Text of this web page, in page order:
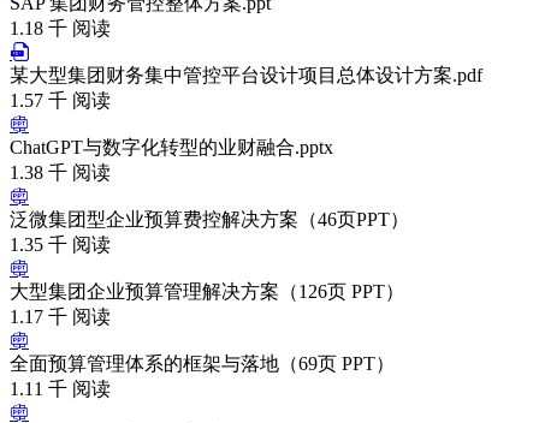
1.18 千 阅读
某大型集团财务集中管控平台设计项目总体设计方案.pdf
1.57 千 阅读
ChatGPT与数字化转型的业财融合.pptx
1.38 千 阅读
泛微集团型企业预算费控解决方案（46页PPT）
1.35 千 阅读
大型集团企业预算管理解决方案（126页 PPT）
1.17 千 阅读
全面预算管理体系的框架与落地（69页 PPT）
1.11 千 阅读